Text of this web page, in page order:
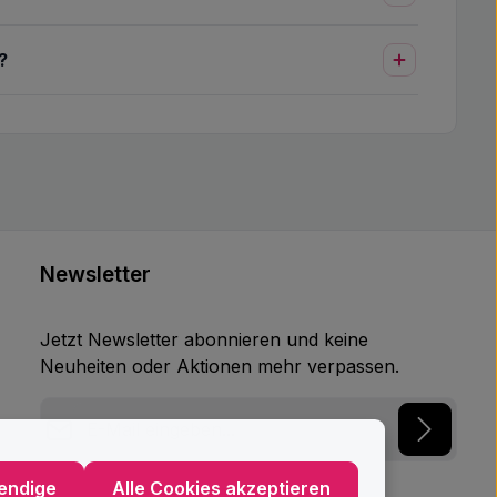
Newsletter
Jetzt Newsletter abonnieren und keine
Neuheiten oder Aktionen mehr verpassen.
DatenschutzAlle Cookies akzeptieren